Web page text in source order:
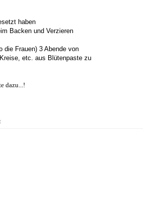
haben
Backen und Verzieren
Frauen) 3 Abende von
etc. aus Blütenpaste zu
dazu...!